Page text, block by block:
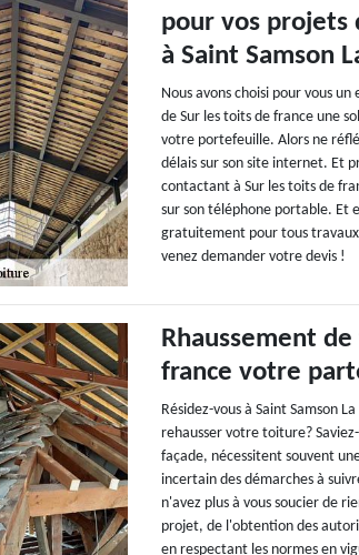
pour vos projets
à Saint Samson
Nous avons choisi pour vous
de Sur les toits de france une
votre portefeuille. Alors ne
délais sur son site internet. Et
contactant à Sur les toits de
sur son téléphone portable. Et
gratuitement pour tous
venez demander votre devis !
Rhaussement
france votre
Résidez-vous à Saint Samson
rehausser votre toiture?
façade, nécessitent souvent
incertain des démarches à
n'avez plus à vous soucier de
projet, de l'obtention des
en respectant les normes en